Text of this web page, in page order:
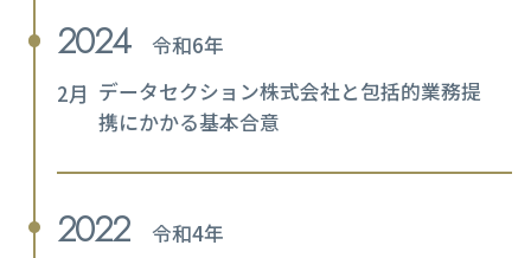
2024
令和6年
2月 データセクション株式会社と包括的業務提
携にかかる基本合意
2022
令和4年